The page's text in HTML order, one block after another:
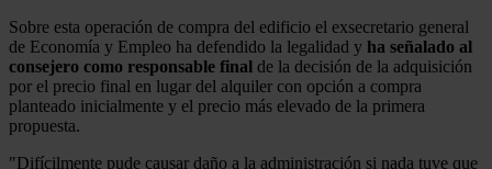
Sobre esta operación de compra del edificio el exsecretario general
de Economía y Empleo ha defendido la legalidad y ha señalado al
consejero como responsable final de la decisión de la adquisición
por el precio final en lugar del alquiler con opción a compra
planteado inicialmente y el precio más elevado de la primera
propuesta.
"Difícilmente pude causar daño a la administración si nada tuve que